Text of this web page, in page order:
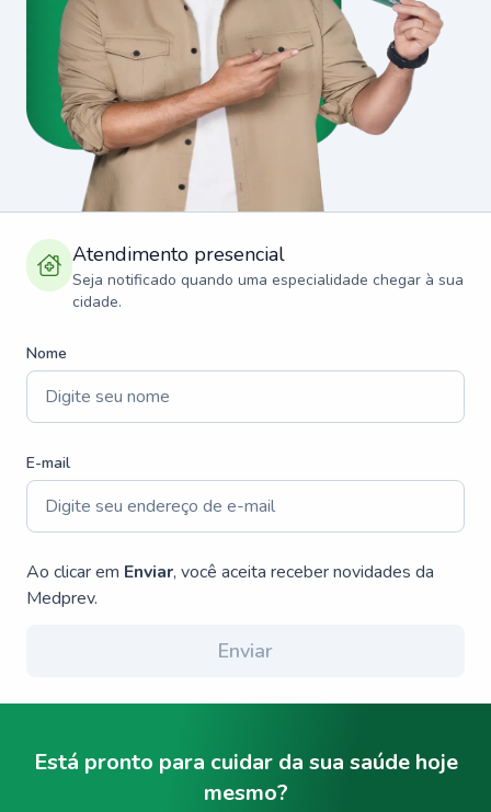
Atendimento presencial
Seja notificado quando uma especialidade chegar à sua
cidade.
Nome
E-mail
Ao clicar em Enviar, você aceita receber novidades da
Medprev.
Enviar
Está pronto para cuidar da sua saúde hoje
mesmo?